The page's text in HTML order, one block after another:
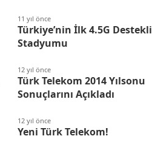
11 yıl önce
Türkiye’nin İlk 4.5G Destekli
Stadyumu
12 yıl önce
Türk Telekom 2014 Yılsonu
Sonuçlarını Açıkladı
12 yıl önce
Yeni Türk Telekom!